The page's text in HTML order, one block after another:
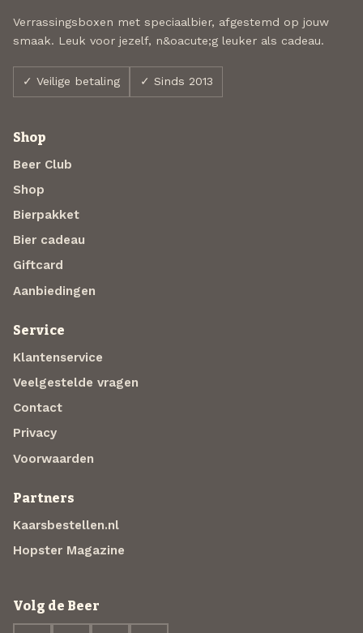
Verrassingsboxen met speciaalbier, afgestemd op jouw
smaak. Leuk voor jezelf, n&oacute;g leuker als cadeau.
✓ Veilige betaling ✓ Sinds 2013
Shop
Beer Club
Shop
Bierpakket
Bier cadeau
Giftcard
Aanbiedingen
Service
Klantenservice
Veelgestelde vragen
Contact
Privacy
Voorwaarden
Partners
Kaarsbestellen.nl
Hopster Magazine
Volg de Beer